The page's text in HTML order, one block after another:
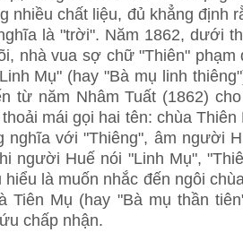
nhiều chất liệu, đủ khẳng định
là "trời". Năm 1862, dưới
nhà vua sợ chữ "Thiên"
Mụ" (hay "Bà mụ linh
từ năm Nhâm Tuất (1862)
mái gọi hai tên: chùa
nghĩa với "Thiêng", âm người
người Huế nói "Linh Mụ",
là muốn nhắc đến ngôi
Tiên Mụ (hay "Bà mụ thần
chấp nhận.